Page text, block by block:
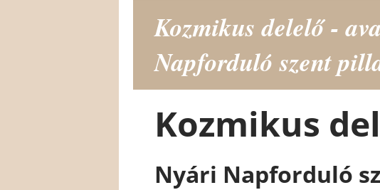
Kozmikus delelő -
Napforduló szent
Kozmikus
Nyári Napforduló